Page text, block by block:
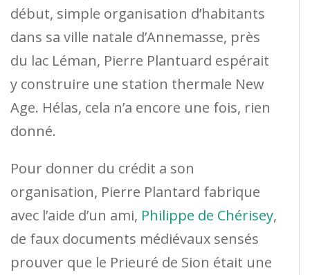
début, simple organisation d’habitants
dans sa ville natale d’Annemasse, près
du lac Léman, Pierre Plantuard espérait
y construire une station thermale New
Age. Hélas, cela n’a encore une fois, rien
donné.
Pour donner du crédit a son
organisation, Pierre Plantard fabrique
avec l’aide d’un ami, Philippe de Chérisey,
de faux documents médiévaux sensés
prouver que le Prieuré de Sion était une